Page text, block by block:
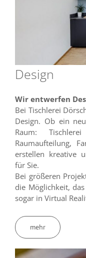
Design
Wir entwerfen
Bei Tischlerei
Design. Ob ein
Raum:
Raumaufteilung,
erstellen kreative
für Sie.
Bei größeren
die Möglichkeit,
sogar in Virtual
mehr